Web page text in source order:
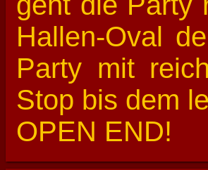
Hallen-Oval
Party mit
Stop bis dem
OPEN END!